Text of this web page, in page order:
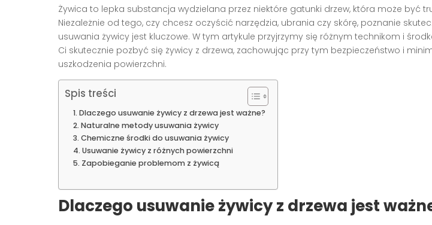
Żywica to lepka substancja wydzielana przez niektóre gatunki drzew, która może być
Niezależnie od tego, czy chcesz oczyścić narzędzia, ubrania czy skórę, poznanie
usuwania żywicy jest kluczowe. W tym artykule przyjrzymy się różnym technikom i
Ci skutecznie pozbyć się żywicy z drzewa, zachowując przy tym bezpieczeństwo i
uszkodzenia powierzchni.
Spis treści
Dlaczego usuwanie żywicy z drzewa jest ważne?
Naturalne metody usuwania żywicy
Chemiczne środki do usuwania żywicy
Usuwanie żywicy z różnych powierzchni
Zapobieganie problemom z żywicą
Dlaczego usuwanie żywicy z drzewa jest